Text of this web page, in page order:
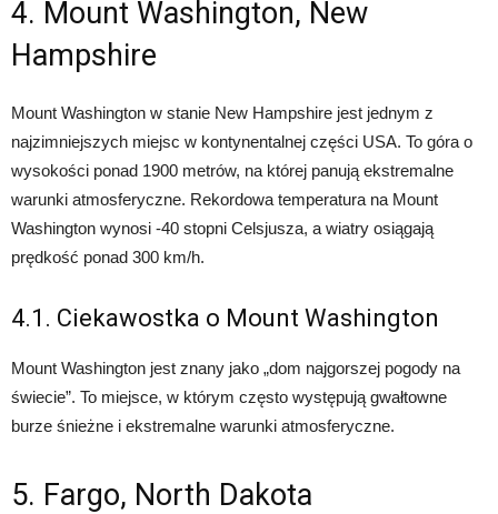
4. Mount Washington, New
Hampshire
Mount Washington w stanie New Hampshire jest jednym z
najzimniejszych miejsc w kontynentalnej części USA. To góra o
wysokości ponad 1900 metrów, na której panują ekstremalne
warunki atmosferyczne. Rekordowa temperatura na Mount
Washington wynosi -40 stopni Celsjusza, a wiatry osiągają
prędkość ponad 300 km/h.
4.1. Ciekawostka o Mount Washington
Mount Washington jest znany jako „dom najgorszej pogody na
świecie”. To miejsce, w którym często występują gwałtowne
burze śnieżne i ekstremalne warunki atmosferyczne.
5. Fargo, North Dakota